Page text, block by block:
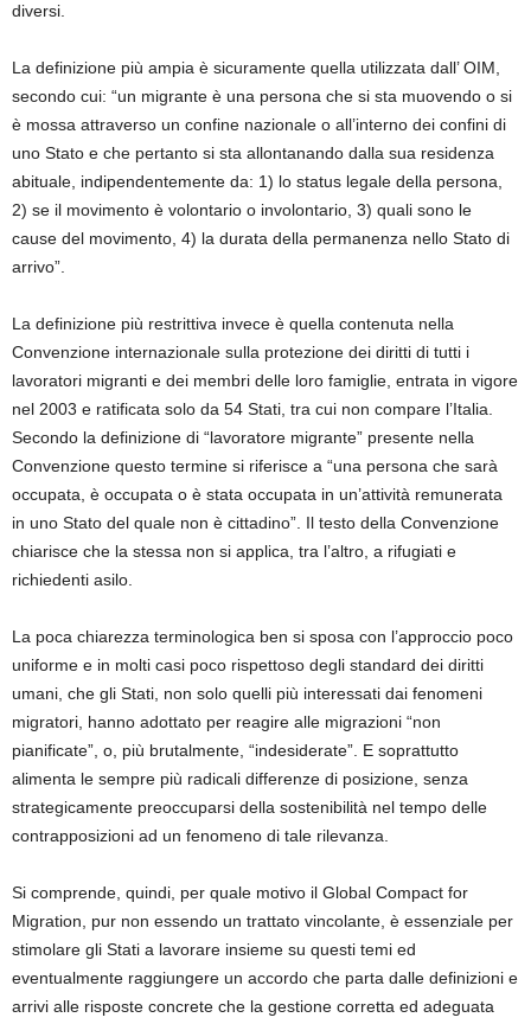
diversi.
La definizione più ampia è sicuramente quella utilizzata dall’OIM,
secondo cui: “un migrante è una persona che si sta muovendo o si
è mossa attraverso un confine nazionale o all’interno dei confini di
uno Stato e che pertanto si sta allontanando dalla sua residenza
abituale, indipendentemente da: 1) lo status legale della persona,
2) se il movimento è volontario o involontario, 3) quali sono le
cause del movimento, 4) la durata della permanenza nello Stato di
arrivo”.
La definizione più restrittiva invece è quella contenuta nella
Convenzione internazionale sulla protezione dei diritti di tutti i
lavoratori migranti e dei membri delle loro famiglie , entrata in vigore
nel 2003 e ratificata solo da 54 Stati, tra cui non compare l’Italia.
Secondo la definizione di “lavoratore migrante” presente nella
Convenzione questo termine si riferisce a “una persona che sarà
occupata, è occupata o è stata occupata in un’attività remunerata
in uno Stato del quale non è cittadino”. Il testo della Convenzione
chiarisce che la stessa non si applica, tra l’altro, a rifugiati e
richiedenti asilo.
La poca chiarezza terminologica ben si sposa con l’approccio poco
uniforme e in molti casi poco rispettoso degli standard dei diritti
umani, che gli Stati, non solo quelli più interessati dai fenomeni
migratori, hanno adottato per reagire alle migrazioni “non
pianificate”, o, più brutalmente, “indesiderate”. E soprattutto
alimenta le sempre più radicali differenze di posizione, senza
strategicamente preoccuparsi della sostenibilità nel tempo delle
contrapposizioni ad un fenomeno di tale rilevanza.
Si comprende, quindi, per quale motivo il Global Compact for
Migration, pur non essendo un trattato vincolante, è essenziale per
stimolare gli Stati a lavorare insieme su questi temi ed
eventualmente raggiungere un accordo che parta dalle definizioni e
arrivi alle risposte concrete che la gestione corretta ed adeguata